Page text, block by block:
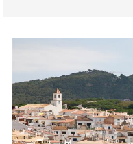
Stranden